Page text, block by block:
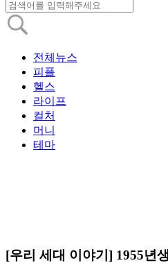
전체뉴스
피플
헬스
라이프
컬처
머니
테마
[우리 세대 이야기] 1955년